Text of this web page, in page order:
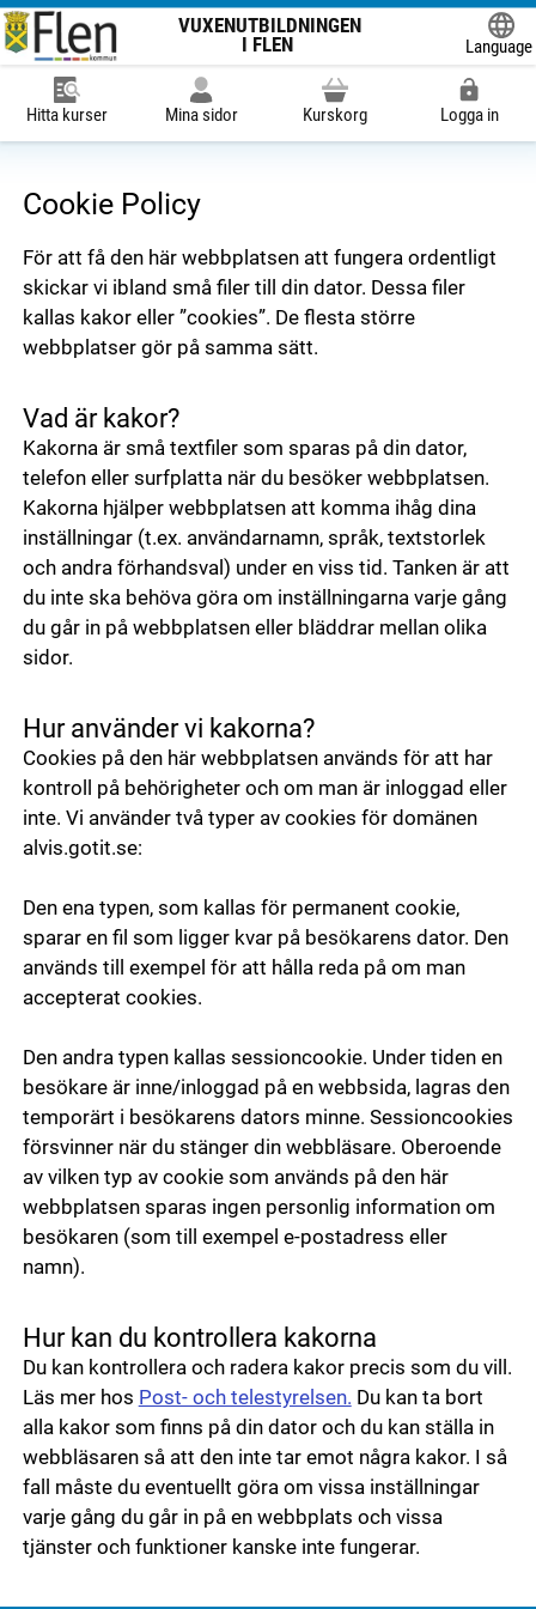
VUXENUTBILDNINGEN
I FLEN
Language
Hitta kurser Mina sidor Kurskorg Logga in
Cookie Policy
För att få den här webbplatsen att fungera ordentligt
skickar vi ibland små filer till din dator. Dessa filer
kallas kakor eller ”cookies”. De flesta större
webbplatser gör på samma sätt.
Vad är kakor?
Kakorna är små textfiler som sparas på din dator,
telefon eller surfplatta när du besöker webbplatsen.
Kakorna hjälper webbplatsen att komma ihåg dina
inställningar (t.ex. användarnamn, språk, textstorlek
och andra förhandsval) under en viss tid. Tanken är att
du inte ska behöva göra om inställningarna varje gång
du går in på webbplatsen eller bläddrar mellan olika
sidor.
Hur använder vi kakorna?
Cookies på den här webbplatsen används för att har
kontroll på behörigheter och om man är inloggad eller
inte. Vi använder två typer av cookies för domänen
alvis.gotit.se:
Den ena typen, som kallas för permanent cookie,
sparar en fil som ligger kvar på besökarens dator. Den
används till exempel för att hålla reda på om man
accepterat cookies.
Den andra typen kallas sessioncookie. Under tiden en
besökare är inne/inloggad på en webbsida, lagras den
temporärt i besökarens dators minne. Sessioncookies
försvinner när du stänger din webbläsare. Oberoende
av vilken typ av cookie som används på den här
webbplatsen sparas ingen personlig information om
besökaren (som till exempel e-postadress eller
namn).
Hur kan du kontrollera kakorna
Du kan kontrollera och radera kakor precis som du vill.
Läs mer hos Post- och telestyrelsen. Du kan ta bort
alla kakor som finns på din dator och du kan ställa in
webbläsaren så att den inte tar emot några kakor. I så
fall måste du eventuellt göra om vissa inställningar
varje gång du går in på en webbplats och vissa
tjänster och funktioner kanske inte fungerar.